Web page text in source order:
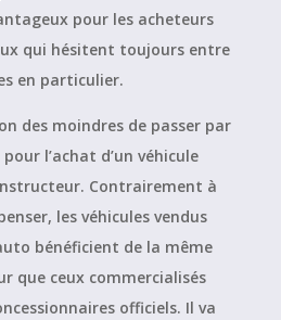
pour les acheteurs
qui hésitent toujours entre
en particulier.
des moindres de passer par
l’achat d’un véhicule
Contrairement à
les véhicules vendus
bénéficient de la même
que ceux commercialisés
officiels. Il va